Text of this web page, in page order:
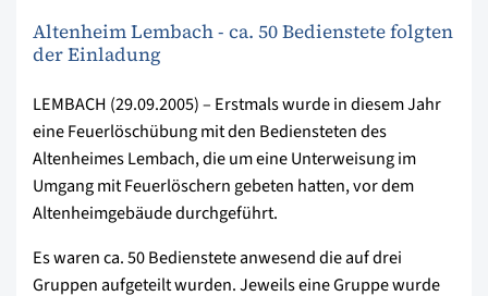
Altenheim Lembach - ca. 50 Bedienstete folgten
der Einladung
LEMBACH (29.09.2005) – Erstmals wurde in diesem Jahr
eine Feuerlöschübung mit den Bediensteten des
Altenheimes Lembach, die um eine Unterweisung im
Umgang mit Feuerlöschern gebeten hatten, vor dem
Altenheimgebäude durchgeführt.
Es waren ca. 50 Bedienstete anwesend die auf drei
Gruppen aufgeteilt wurden. Jeweils eine Gruppe wurde